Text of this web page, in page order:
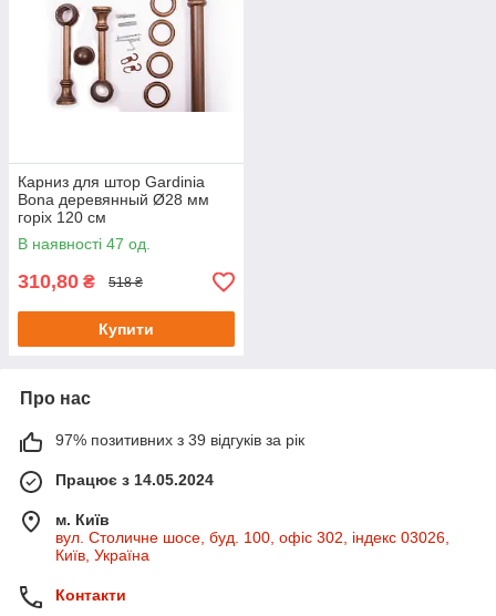
Карниз для штор Gardinia
Bona деревянный Ø28 мм
горіх 120 см
В наявності 47 од.
310,80 ₴ 518 ₴
Купити
Про нас
97% позитивних з 39 відгуків за рік
Працює з 14.05.2024
м. Київ
вул. Столичне шосе, буд. 100, офіс 302, індекс 03026,
Київ, Україна
Контакти